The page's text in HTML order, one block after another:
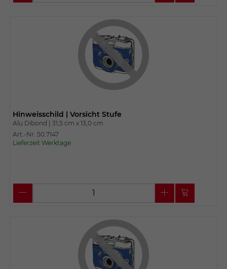
Hinweisschild | Vorsicht Stufe
Alu Dibond | 31,5 cm x 13,0 cm
Art.-Nr. 50.7147
Lieferzeit Werktage